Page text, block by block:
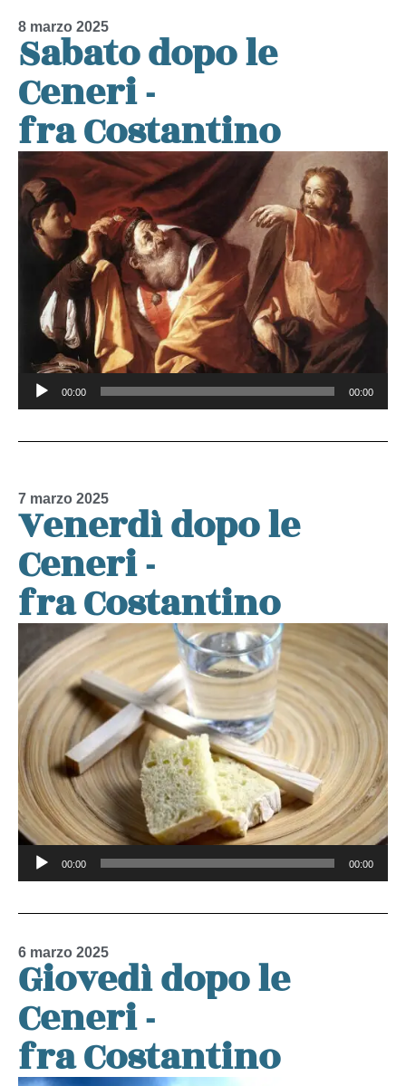
8 marzo 2025
Sabato dopo le
Ceneri -
fra Costantino
Audio
Player
00:00 00:00
7 marzo 2025
Venerdì dopo le
Ceneri -
fra Costantino
Audio
Player
00:00 00:00
6 marzo 2025
Giovedì dopo le
Ceneri -
fra Costantino